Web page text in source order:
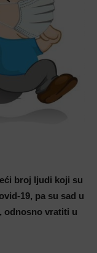
broj ljudi koji su
19, pa su sad u
odnosno vratiti u